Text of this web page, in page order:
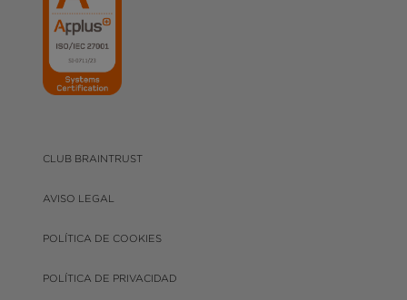
CLUB BRAINTRUST
AVISO LEGAL
POLÍTICA DE COOKIES
POLÍTICA DE PRIVACIDAD